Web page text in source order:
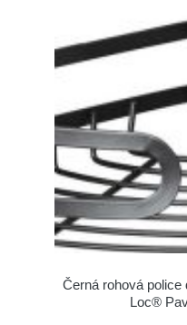
Černá rohová
Loc®